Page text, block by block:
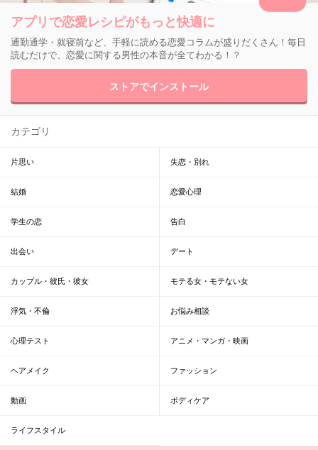
アプリで恋愛レシピがもっと快適に
通勤通学・就寝前など、手軽に読める恋愛コラムが盛りだくさん！毎日
読むだけで、恋愛に関する男性の本音が全てわかる！？
ストアでインストール
カテゴリ
片思い 失恋・別れ
結婚 恋愛心理
学生の恋 告白
出会い デート
カップル・彼氏・彼女 モテる女・モテない女
浮気・不倫 お悩み相談
心理テスト アニメ・マンガ・映画
ヘアメイク ファッション
動画 ボディケア
ライフスタイル